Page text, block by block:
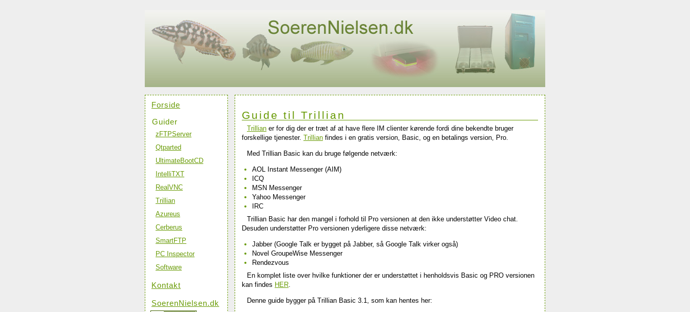
Forside
Guider
zFTPServer
Qtparted
UltimateBootCD
IntelliTXT
RealVNC
Trillian
Azureus
Cerberus
SmartFTP
PC Inspector
Software
Kontakt
SoerenNielsen.dk
Guide til Trillian
Trillian er for dig der er træt af at have flere IM clienter kørende fordi dine bekendte bruger
forskellige tjenester. Trillian findes i en gratis version, Basic, og en betalings version, Pro.
Med Trillian Basic kan du bruge følgende netværk:
AOL Instant Messenger (AIM)
ICQ
MSN Messenger
Yahoo Messenger
IRC
Trillian Basic har den mangel i forhold til Pro versionen at den ikke understøtter Video chat.
Desuden understøtter Pro versionen yderligere disse netværk:
Jabber (Google Talk er bygget på Jabber, så Google Talk virker også)
Novel GroupeWise Messenger
Rendezvous
En komplet liste over hvilke funktioner der er understøttet i henholdsvis Basic og PRO versionen
kan findes HER
Denne guide bygger på Trillian Basic 3.1, som kan hentes her: